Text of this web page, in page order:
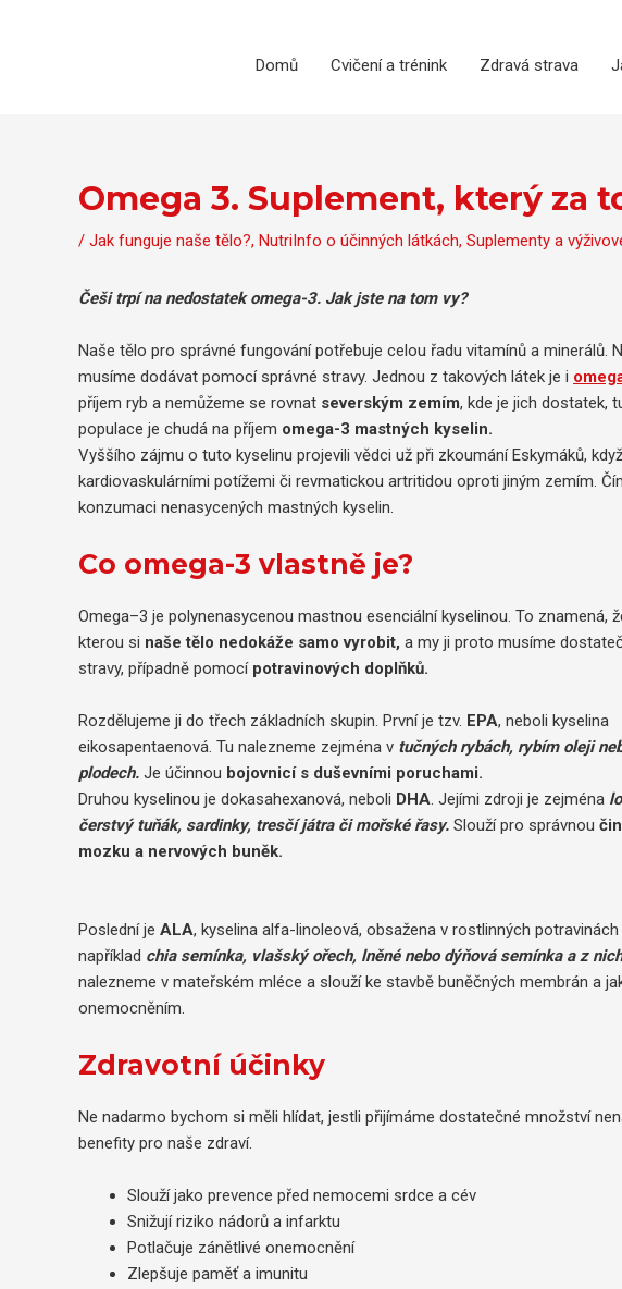
Domů Cvičení a trénink Zdravá strava
Omega 3. Suplement, který za
/ Jak funguje naše tělo?, NutriInfo o účinných látkách, Suplementy a
Češi trpí na nedostatek omega-3. Jak jste na tom vy?
Naše tělo pro správné fungování potřebuje celou řadu vitamínů a minerálů.
musíme dodávat pomocí správné stravy. Jednou z takových látek je i
příjem ryb a nemůžeme se rovnat severským zemím, kde je jich dostatek,
populace je chudá na příjem omega-3 mastných kyselin.
Vyššího zájmu o tuto kyselinu projevili vědci už při zkoumání Eskymáků,
kardiovaskulárními potížemi či revmatickou artritidou oproti jiným zemím.
konzumaci nenasycených mastných kyselin.
Co omega-3 vlastně je?
Omega–3 je polynenasycenou mastnou esenciální kyselinou. To znamená,
kterou si naše tělo nedokáže samo vyrobit, a my ji proto musíme
stravy, případně pomocípotravinových doplňků.
Rozdělujeme ji do třech základních skupin. První je tzv. EPA, neboli kyselina
eikosapentaenová. Tu nalezneme zejména v tučných rybách, rybím oleji
plodech. Je účinnou bojovnicí s duševními poruchami.
Druhou kyselinou je dokasahexanová, neboli DHA. Jejími zdroji je zejména
čerstvý tuňák, sardinky, tresčí játra či mořské řasy. Slouží pro správnou
mozku a nervových buněk.
Poslední je ALA, kyselina alfa-linoleová, obsažena v rostlinných
například chia semínka, vlašský ořech, lněné nebo dýňová semínka a z
nalezneme v mateřském mléce a slouží ke stavbě buněčných membrán a
onemocněním.
Zdravotní účinky
Ne nadarmo bychom si měli hlídat, jestli přijímáme dostatečné množství
benefity pro naše zdraví.
Slouží jako prevence před nemocemi srdce a cév
Snižují riziko nádorů a infarktu
Potlačuje zánětlivé onemocnění
Zlepšuje paměť a imunitu